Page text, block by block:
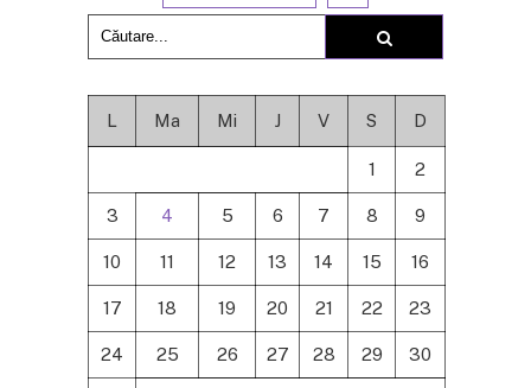
L Ma Mi J V S D
1 2
3 4 5 6 7 8 9
10 11 12 13 14 15 16
17 18 19 20 21 22 23
24 25 26 27 28 29 30